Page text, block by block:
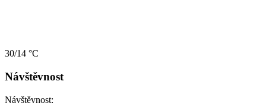
30/14 °C
Návštěvnost
Návštěvnost: